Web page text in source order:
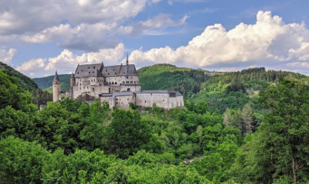
Externaliza tareas laborales complejas.
INFRAESTRUCTURA
Conexión Remote
Integra los RR. HH. en tus flujos de trabajo sin
complicaciones.
Plataforma
Funciones esenciales de RR. HH. integradas para tu
equipo.
Startups
Soluciones ágiles de RR. HH. globales y nóminas para
empresas en crecimiento.
Mediana empresa
Amplía tu equipo con soluciones de RR. HH.
personalizadas.
Empresa
RR. HH. globales para grandes empresas.
APRENDIZAJE CON REMOTE
Guías y recursos
Casos prácticos
Glosario de RR. HH.
Listas de verificación y plantillas
Biblioteca de descripciones de puestos
Deutsch
Español
Italiano
Português (Portugal)
日本語